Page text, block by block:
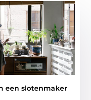
een slotenmaker